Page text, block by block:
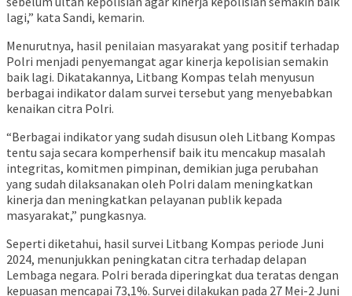
lagi,” kata Sandi, kemarin.
Menurutnya, hasil penilaian masyarakat yang positif terhadap
Polri menjadi penyemangat agar kinerja kepolisian semakin
baik lagi. Dikatakannya, Litbang Kompas telah menyusun
berbagai indikator dalam survei tersebut yang menyebabkan
kenaikan citra Polri.
“Berbagai indikator yang sudah disusun oleh Litbang Kompas
tentu saja secara komperhensif baik itu mencakup masalah
integritas, komitmen pimpinan, demikian juga perubahan
yang sudah dilaksanakan oleh Polri dalam meningkatkan
kinerja dan meningkatkan pelayanan publik kepada
masyarakat,” pungkasnya.
Seperti diketahui, hasil survei Litbang Kompas periode Juni
2024, menunjukkan peningkatan citra terhadap delapan
Lembaga negara. Polri berada diperingkat dua teratas dengan
kepuasan mencapai 73,1%. Survei dilakukan pada 27 Mei-2 Juni